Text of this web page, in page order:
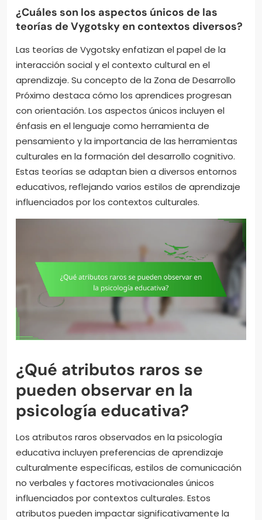
¿Cuáles son los aspectos únicos de las
teorías de Vygotsky en contextos diversos?
Las teorías de Vygotsky enfatizan el papel de la
interacción social y el contexto cultural en el
aprendizaje. Su concepto de la Zona de Desarrollo
Próximo destaca cómo los aprendices progresan
con orientación. Los aspectos únicos incluyen el
énfasis en el lenguaje como herramienta de
pensamiento y la importancia de las herramientas
culturales en la formación del desarrollo cognitivo.
Estas teorías se adaptan bien a diversos entornos
educativos, reflejando varios estilos de aprendizaje
influenciados por los contextos culturales.
¿Qué atributos raros se
pueden observar en la
psicología educativa?
Los atributos raros observados en la psicología
educativa incluyen preferencias de aprendizaje
culturalmente específicas, estilos de comunicación
no verbales y factores motivacionales únicos
influenciados por contextos culturales. Estos
atributos pueden impactar significativamente la